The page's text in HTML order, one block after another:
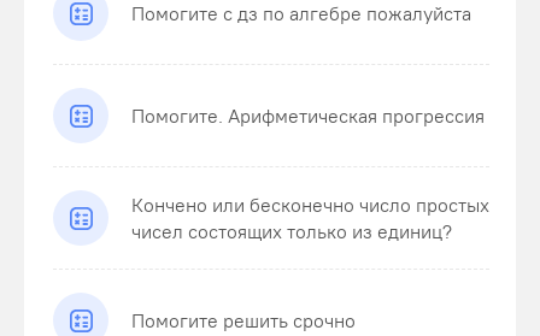
Помогите с дз по алгебре пожалуйста
Помогите. Арифметическая прогрессия
Кончено или бесконечно число простых
чисел состоящих только из единиц?
Помогите решить срочно